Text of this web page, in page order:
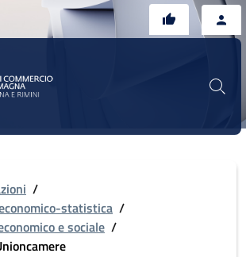
/
statistica /
e sociale /